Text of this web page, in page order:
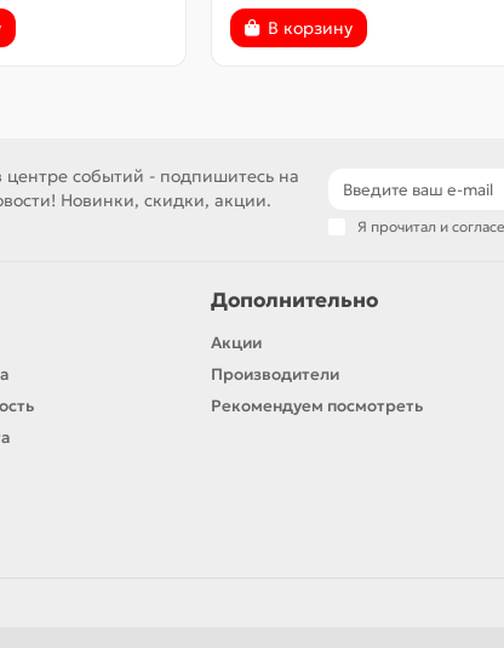
В корзину
центре событий - подпишитесь на
Новинки, скидки, акции.
Я прочитал и
Дополнительно
Акции
Производители
Рекомендуем посмотреть